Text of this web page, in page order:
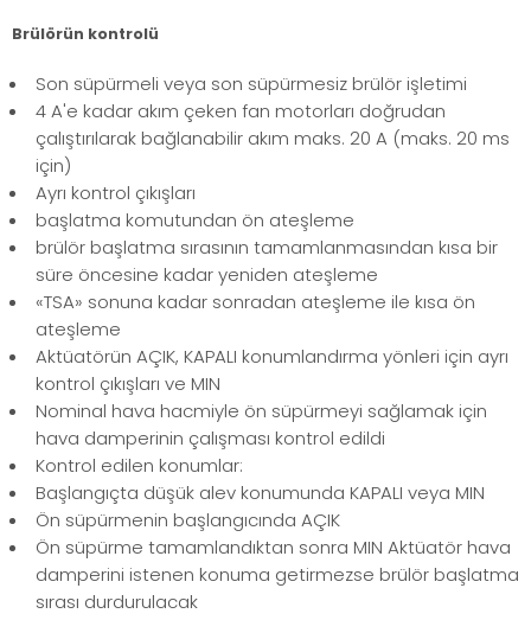
Brülörün kontrolü
Son süpürmeli veya son süpürmesiz brülör işletimi
4 A'e kadar akım çeken fan motorları doğrudan
çalıştırılarak bağlanabilir akım maks. 20 A (maks. 20 ms
için)
Ayrı kontrol çıkışları
başlatma komutundan ön ateşleme
brülör başlatma sırasının tamamlanmasından kısa bir
süre öncesine kadar yeniden ateşleme
«TSA» sonuna kadar sonradan ateşleme ile kısa ön
ateşleme
Aktüatörün AÇIK, KAPALI konumlandırma yönleri için ayrı
kontrol çıkışları ve MIN
Nominal hava hacmiyle ön süpürmeyi sağlamak için
hava damperinin çalışması kontrol edildi
Kontrol edilen konumlar:
Başlangıçta düşük alev konumunda KAPALI veya MIN
Ön süpürmenin başlangıcında AÇIK
Ön süpürme tamamlandıktan sonra MIN Aktüatör hava
damperini istenen konuma getirmezse brülör başlatma
sırası durdurulacak